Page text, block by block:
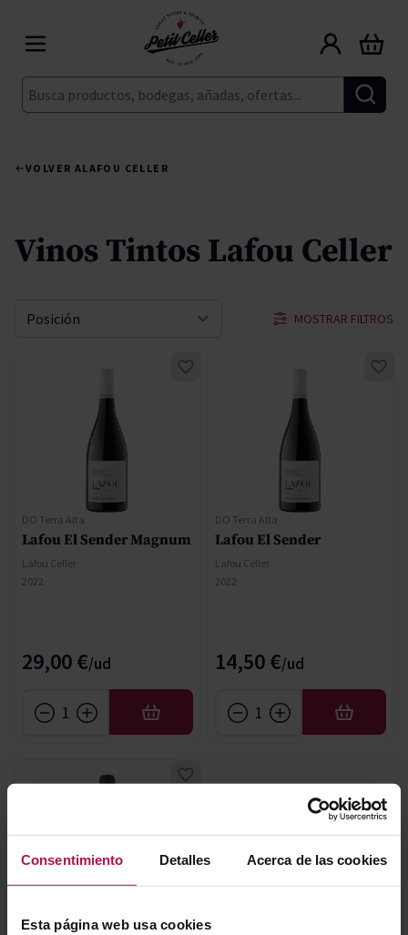
Consentimiento Detalles Acerca de las cookies
Esta página web usa cookies
Buscar
Carrito
VOLVER ALAFOU CELLER
Vinos Tintos Lafou Celler
MOSTRAR FILTROS
Ordenar por
DO Terra Alta
Lafou El Sender Magnum
Lafou Celler
2022
29,00 €
AÑADIR
DO Terra Alta
Lafou El Sender
Lafou Celler
2022
14,50 €
AÑADIR
DO Terra Alta